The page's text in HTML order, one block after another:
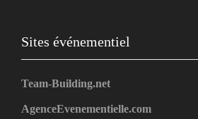
Sites événementiel
Team-Building.net
AgenceEvenementielle.com